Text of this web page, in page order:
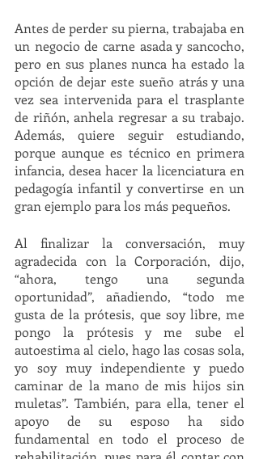
Antes de perder su pierna, trabajaba en
un negocio de carne asada y sancocho,
pero en sus planes nunca ha estado la
opción de dejar este sueño atrás y una
vez sea intervenida para el trasplante
de riñón, anhela regresar a su trabajo.
Además, quiere seguir estudiando,
porque aunque es técnico en primera
infancia, desea hacer la licenciatura en
pedagogía infantil y convertirse en un
gran ejemplo para los más pequeños.
Al finalizar la conversación, muy
agradecida con la Corporación, dijo,
“ahora, tengo una segunda
oportunidad”, añadiendo, “todo me
gusta de la prótesis, que soy libre, me
pongo la prótesis y me sube el
autoestima al cielo, hago las cosas sola,
yo soy muy independiente y puedo
caminar de la mano de mis hijos sin
muletas”. También, para ella, tener el
apoyo de su esposo ha sido
fundamental en todo el proceso de